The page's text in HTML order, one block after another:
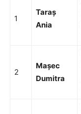
1
Taraș
Ania
2
Mașec
Dumitra